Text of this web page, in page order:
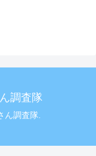
調査隊
ん調査隊.